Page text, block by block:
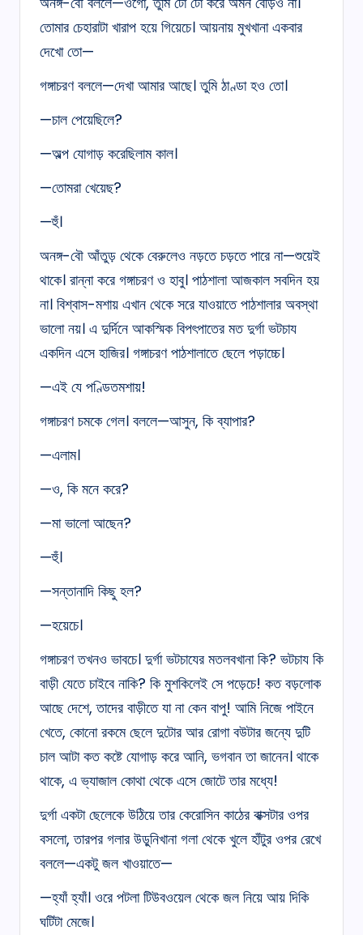
তোমার চেহারাটা খারাপ হয়ে গিয়েচে। আয়নায় মুখখানা একবার
দেখো তো—
গঙ্গাচরণ বললে—দেখা আমার আছে। তুমি ঠাণ্ডা হও তো।
—চাল পেয়েছিলে?
—অল্প যোগাড় করেছিলাম কাল।
—তোমরা খেয়েছ?
—হুঁ।
অনঙ্গ-বৌ আঁতুড় থেকে বেরুলেও নড়তে চড়তে পারে না—শুয়েই
থাকে। রান্না করে গঙ্গাচরণ ও হাবু। পাঠশালা আজকাল সবদিন হয়
না। বিশ্বাস-মশায় এখান থেকে সরে যাওয়াতে পাঠশালার অবস্থা
ভালো নয়। এ দুর্দিনে আকস্মিক বিপৎপাতের মত দুর্গা ভটচায
একদিন এসে হাজির। গঙ্গাচরণ পাঠশালাতে ছেলে পড়াচ্চে।
—এই যে পণ্ডিতমশায়!
গঙ্গাচরণ চমকে গেল। বললে—আসুন, কি ব্যাপার?
—এলাম।
—ও, কি মনে করে?
—মা ভালো আছেন?
—হুঁ।
—সন্তানাদি কিছু হল?
—হয়েচে।
গঙ্গাচরণ তখনও ভাবচে। দুর্গা ভটচাযের মতলবখানা কি? ভটচায কি
বাড়ী যেতে চাইবে নাকি? কি মুশকিলেই সে পড়েচে! কত বড়লোক
আছে দেশে, তাদের বাড়ীতে যা না কেন বাপু! আমি নিজে পাইনে
খেতে, কোনো রকমে ছেলে দুটোর আর রোগা বউটার জন্যে দুটি
চাল আটা কত কষ্টে যোগাড় করে আনি, ভগবান তা জানেন। থাকে
থাকে, এ ভ্যাজাল কোথা থেকে এসে জোটে তার মধ্যে!
দুর্গা একটা ছেলেকে উঠিয়ে তার কেরোসিন কাঠের বাক্সটার ওপর
বসলো, তারপর গলার উড়ুনিখানা গলা থেকে খুলে হাঁটুর ওপর রেখে
বললে—একটু জল খাওয়াতে—
—হ্যাঁ হ্যাঁ। ওরে পটলা টিউবওয়েল থেকে জল নিয়ে আয় দিকি
ঘটিটা মেজে।